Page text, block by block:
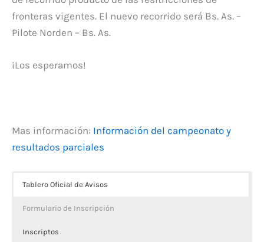
fronteras vigentes. El nuevo recorrido será Bs. As. –
Pilote Norden – Bs. As.
¡Los esperamos!
Mas información: Información del campeonato y
resultados parciales
Tablero Oficial de Avisos
Formulario de Inscripción
Inscriptos